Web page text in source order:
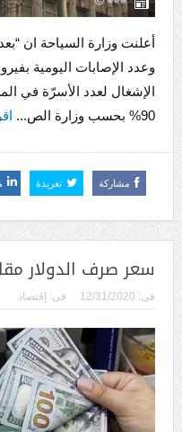
أعلنت وزارة السياحة ان
وعدد الإصابات اليومية
الإشغال لعدد الأسرّة في
90% بحسب وزارة الص...
مشاركة تغريدة
سعر صرف الدولار
فى: 12/31/2020 فى: إقتصاد